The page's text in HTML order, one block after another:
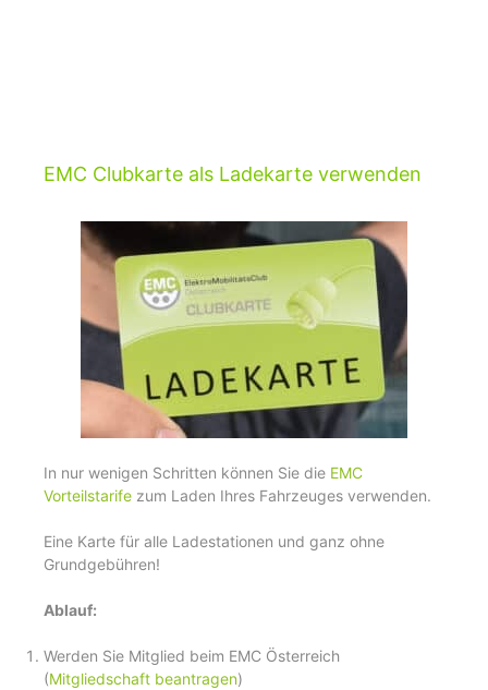
EMC Clubkarte als Ladekarte verwenden
In nur wenigen Schritten können Sie die EMC
Vorteilstarife zum Laden Ihres Fahrzeuges verwenden.
Eine Karte für alle Ladestationen und ganz ohne
Grundgebühren!
Ablauf:
Werden Sie Mitglied beim EMC Österreich
(Mitgliedschaft beantragen)